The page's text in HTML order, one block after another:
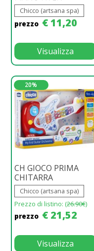
Chicco (artsana spa)
prezzo € 11,20
Visualizza
20%
CH GIOCO PRIMA
CHITARRA
Chicco (artsana spa)
Prezzo di listino: (26.90€)
prezzo € 21,52
Visualizza